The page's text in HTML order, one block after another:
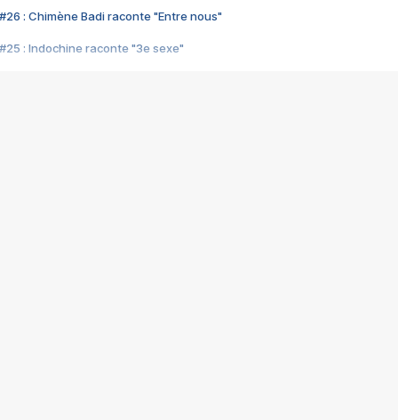
#26 : Chimène Badi raconte "Entre nous"
#25 : Indochine raconte "3e sexe"